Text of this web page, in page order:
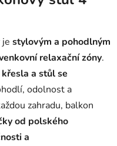
je stylovým a pohodlným
relaxační zóny.
a stůl se
odolnost a
zahradu, balkon
od polského
a